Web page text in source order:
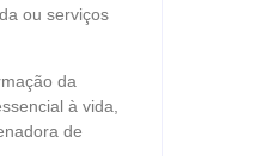
ou serviços
da
à vida,
de